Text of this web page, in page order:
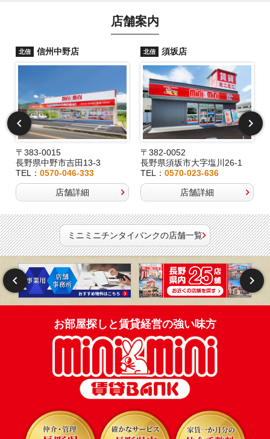
店舗案内
北信 信州中野店
〒383-0015
長野県中野市吉田13-3
TEL： 0570-046-333
店舗詳細
北信 須坂店
〒382-0052
長野県須坂市大字塩川26-1
TEL：0570-023-636
店舗詳細
ミニミニチンタイバンクの店舗一覧
お部屋探しと賃貸経営の強い味方